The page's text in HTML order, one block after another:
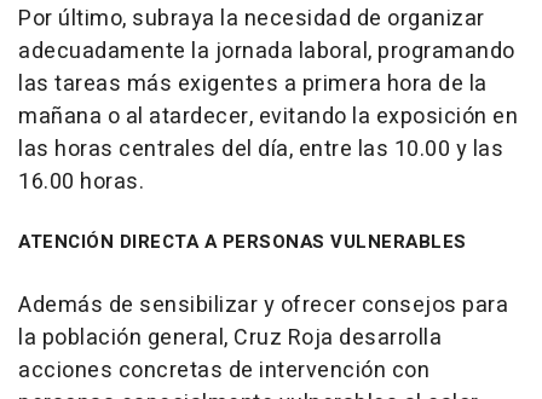
Por último, subraya la necesidad de organizar
adecuadamente la jornada laboral, programando
las tareas más exigentes a primera hora de la
mañana o al atardecer, evitando la exposición en
las horas centrales del día, entre las 10.00 y las
16.00 horas.
ATENCIÓN DIRECTA A PERSONAS VULNERABLES
Además de sensibilizar y ofrecer consejos para
la población general, Cruz Roja desarrolla
acciones concretas de intervención con